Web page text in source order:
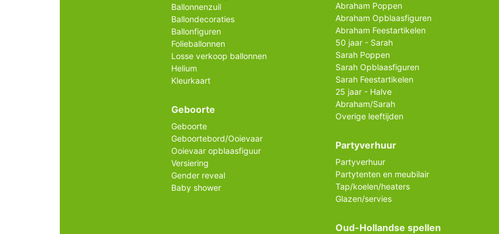
Ballonnenzuil
Ballondecoraties
Ballonfiguren
Folieballonnen
Losse verkoop ballonnen
Helium
Kleurkaart
Geboorte
Geboorte
Geboortebord/Ooievaar
Ooievaar opblaasfiguur
Versiering
Gender reveal
Baby shower
Abraham Poppen
Abraham Opblaasfiguren
Abraham Feestartikelen
50 jaar - Sarah
Sarah Poppen
Sarah Opblaasfiguren
Sarah Feestartikelen
25 jaar - Halve
Abraham/Sarah
Overige leeftijden
Partyverhuur
Partyverhuur
Partytenten en meubilair
Tap/koelen/heaters
Glazen/servies
Oud-Hollandse spellen